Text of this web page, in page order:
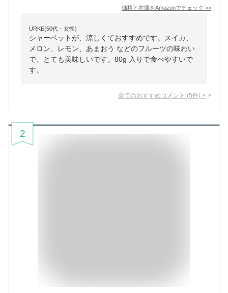
価格と在庫をAmazonでチェック >>
URKE(50代・女性)
シャーベットが、涼しくておすすめです。スイカ、
メロン、レモン、あまおう などのフルーツの味わい
で、とても美味しいです。80g 入りで食べやすいで
す。
全てのおすすめコメント (5件) >
2